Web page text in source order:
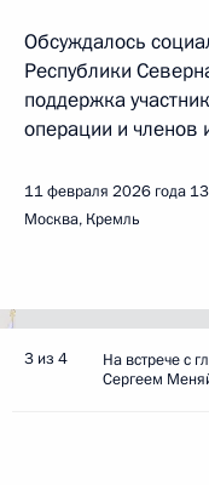
Обсуждалось
Республики
поддержка
операции и членов
11 февраля 2026 года
Москва, Кремль
3 из 4
На встрече с
Сергеем